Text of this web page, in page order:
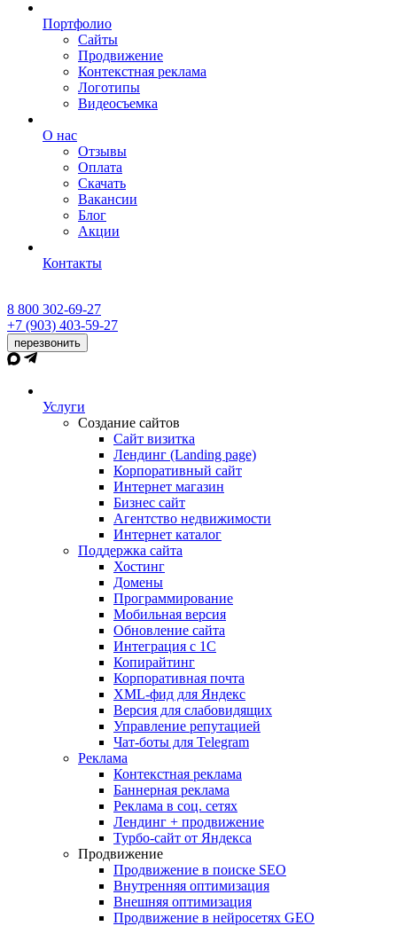
Портфолио
Сайты
Продвижение
Контекстная реклама
Логотипы
Видеосъемка
О нас
Отзывы
Оплата
Скачать
Вакансии
Блог
Акции
Контакты
8 800 302-69-27
+7 (903) 403-59-27
перезвонить
Услуги
Создание сайтов
Сайт визитка
Лендинг (Landing page)
Корпоративный сайт
Интернет магазин
Бизнес сайт
Агентство недвижимости
Интернет каталог
Поддержка сайта
Хостинг
Домены
Программирование
Мобильная версия
Обновление сайта
Интеграция с 1С
Копирайтинг
Корпоративная почта
XML-фид для Яндекс
Версия для слабовидящих
Управление репутацией
Чат-боты для Telegram
Реклама
Контекстная реклама
Баннерная реклама
Реклама в соц. сетях
Лендинг + продвижение
Турбо-сайт от Яндекса
Продвижение
Продвижение в поиске SEO
Внутренняя оптимизация
Внешняя оптимизация
Продвижение в нейросетях GEO